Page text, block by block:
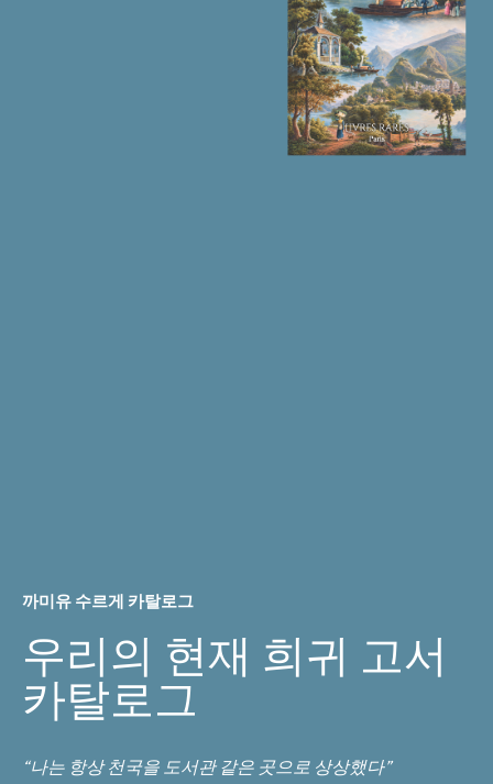
까미유 수르게 카탈로그
우리의 현재 희귀 고서
카탈로그
“나는 항상 천국을 도서관 같은 곳으로 상상했다”